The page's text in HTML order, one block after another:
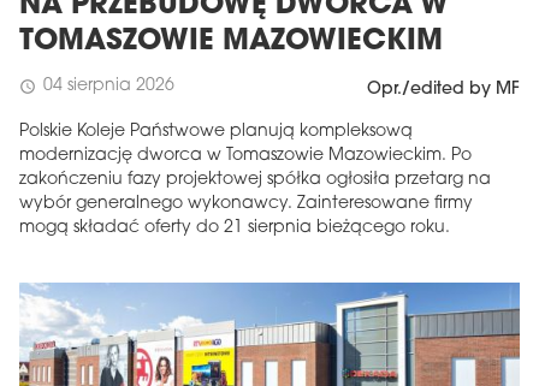
NA PRZEBUDOWĘ DWORCA W
TOMASZOWIE MAZOWIECKIM
schedule 04 sierpnia 2026 Opr./edited by MF
Polskie Koleje Państwowe planują kompleksową
modernizację dworca w Tomaszowie Mazowieckim. Po
zakończeniu fazy projektowej spółka ogłosiła przetarg na
wybór generalnego wykonawcy. Zainteresowane firmy
mogą składać oferty do 21 sierpnia bieżącego roku.